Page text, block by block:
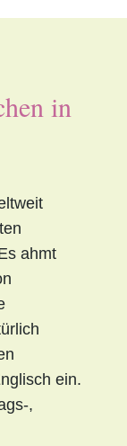
in
ahmt
ein.
,